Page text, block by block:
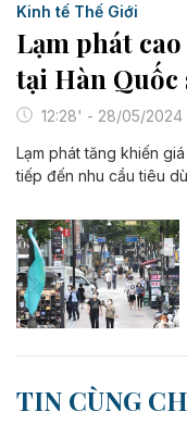
Kinh tế Thế Giới
Lạm phát
tại Hàn Quốc
12:28' - 28/05/2024
Lạm phát tăng khiến
tiếp đến nhu cầu tiêu
TIN CÙNG